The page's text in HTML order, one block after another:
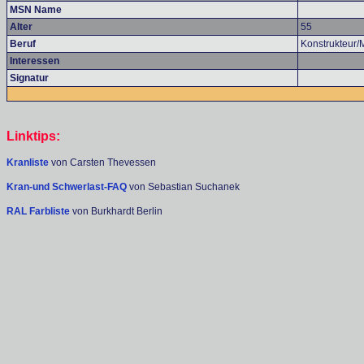
MSN Name
Alter
55
Beruf
Konstrukteur/
Interessen
Signatur
Linktips:
Kranliste von Carsten Thevessen
Kran-und Schwerlast-FAQ von Sebastian Suchanek
RAL Farbliste von Burkhardt Berlin